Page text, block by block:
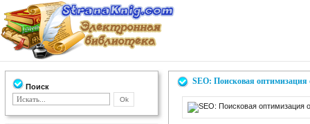
Поиск
SEO: Поисковая